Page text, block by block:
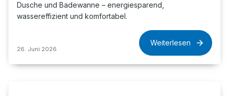
Dusche und Badewanne – energiesparend,
wassereffizient und komfortabel.
26. Juni 2026
Weiterlesen